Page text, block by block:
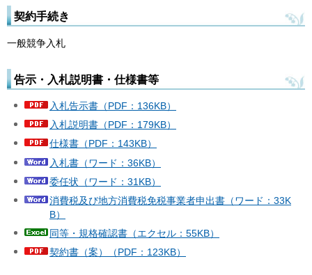
契約手続き
一般競争入札
告示・入札説明書・仕様書等
入札告示書（PDF：136KB）
入札説明書（PDF：179KB）
仕様書（PDF：143KB）
入札書（ワード：36KB）
委任状（ワード：31KB）
消費税及び地方消費税免税事業者申出書（ワード：33K
B）
同等・規格確認書（エクセル：55KB）
契約書（案）（PDF：123KB）